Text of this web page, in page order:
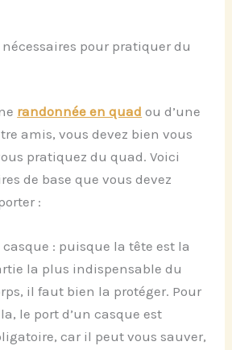
pour pratiquer du
randonnée en quad ou d’une
amis, vous devez bien vous
pratiquez du quad. Voici
de base que vous devez
:
casque : puisque la tête est la
la plus indispensable du
il faut bien la protéger. Pour
le port d’un casque est
car il peut vous sauver,